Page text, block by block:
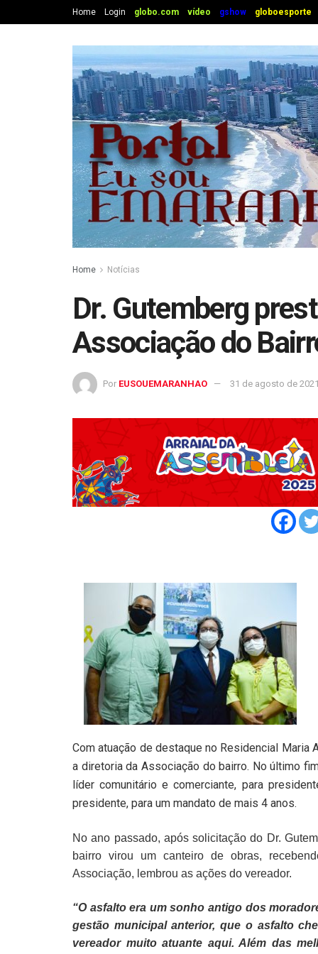
Home Login globo.com vídeo gshow globoesporte
Home Notícias
Dr. Gutemberg
Associação do
Por EUSOUEMARANHAO 31 de agosto de
Com atuação de destaque no Residencial Maria
a diretoria da Associação do bairro. No último
líder comunitário e comerciante, para
presidente, para um mandato de mais 4 anos.
No ano passado, após solicitação do Dr.
bairro virou um canteiro de obras,
Associação, lembrou as ações do vereador.
“O asfalto era um sonho antigo dos
gestão municipal anterior, que o asfalto
vereador muito atuante aqui. Além das